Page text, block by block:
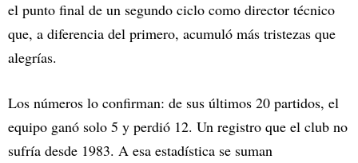
el punto final de un segundo ciclo como director técnico
que, a diferencia del primero, acumuló más tristezas que
alegrías.
Los números lo confirman: de sus últimos 20 partidos, el
equipo ganó solo 5 y perdió 12. Un registro que el club no
sufría desde 1983. A esa estadística se suman